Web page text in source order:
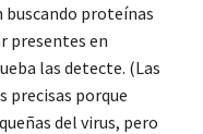
buscando proteínas
presentes en
las detecte. (Las
precisas porque
del virus, pero